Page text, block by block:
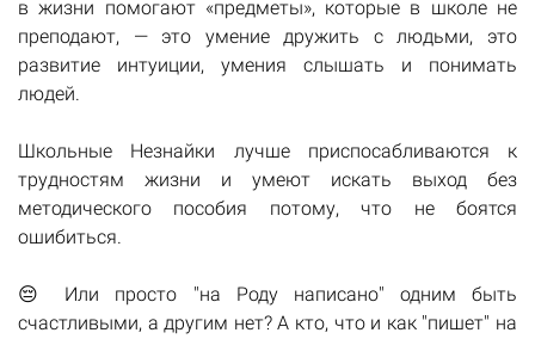
в жизни помогают «предметы», которые в школе не
преподают, — это умение дружить с людьми, это
развитие интуиции, умения слышать и понимать
людей.
Школьные Незнайки лучше приспосабливаются к
трудностям жизни и умеют искать выход без
методического пособия потому, что не боятся
ошибиться.
😔 Или просто "на Роду написано" одним быть
счастливыми, а другим нет? А кто, что и как "пишет" на